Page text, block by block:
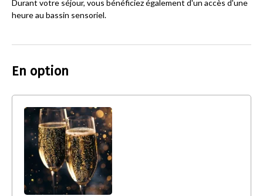
Durant votre séjour, vous bénéficiez également d'un accès d'une
heure au bassin sensoriel.
En option